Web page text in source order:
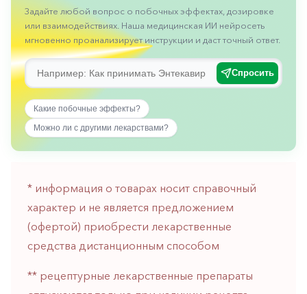
Прочее
Пульмонология
Сердечные
Сосудистые
Тромбозы
Урология
горло-
Хирургия
Щитовидная
Задайте любой вопрос о побочных эффектах, дозировке
или взаимодействиях. Наша медицинская ИИ нейросеть
мгновенно проанализирует инструкции и даст точный ответ.
Спросить
Какие побочные эффекты?
Можно ли с другими лекарствами?
* информация о товарах носит справочный
характер и не является предложением
(офертой) приобрести лекарственные
средства дистанционным способом
** рецептурные лекарственные препараты